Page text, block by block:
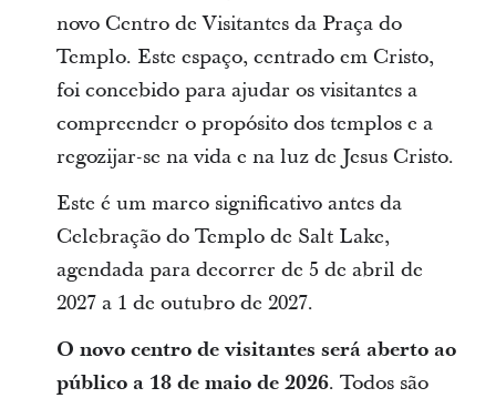
novo Centro de Visitantes da Praça do
Templo. Este espaço, centrado em Cristo,
foi concebido para ajudar os visitantes a
compreender o propósito dos templos e a
regozijar-se na vida e na luz de Jesus Cristo.
Este é um marco significativo antes da
Celebração do Templo de Salt Lake,
agendada para decorrer de 5 de abril de
2027 a 1 de outubro de 2027.
O novo centro de visitantes será aberto ao
público a 18 de maio de 2026. Todos são